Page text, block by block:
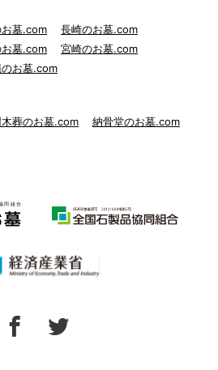
墓.com
長崎のお墓.com
お墓.com
宮崎のお墓.com
お墓.com
葬のお墓.com 納骨堂のお墓.com